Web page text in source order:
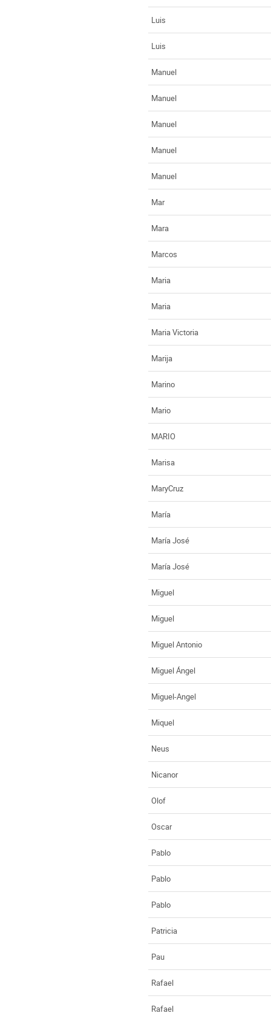
Luis
Luis
Manuel
Manuel
Manuel
Manuel
Manuel
Mar
Mara
Marcos
Maria
Maria
Maria Victoria
Marija
Marino
Mario
MARIO
Marisa
MaryCruz
María
María José
María José
Miguel
Miguel
Miguel Antonio
Miguel Ángel
Miguel-Angel
Miquel
Neus
Nicanor
Olof
Oscar
Pablo
Pablo
Pablo
Patricia
Pau
Rafael
Rafael